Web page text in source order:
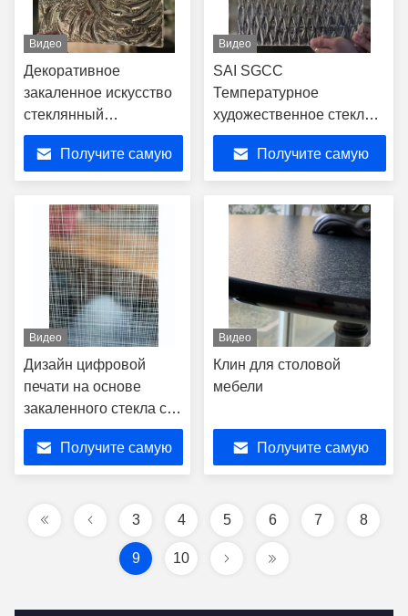
Видео
Декоративное
закаленное искусство
стеклянный
перегородный экран
толщиной от 6 до 19
мм горячее плавление
Получите самую
Видео
SAI SGCC
Температурное
художественное стекло
индивидуальный дизайн
Текстурированный
расплавленный
окрашенный горячее
Получите самую
Видео
Дизайн цифровой
печати на основе
закаленного стекла с
настраиваемой
кислотой AG SGCC
Получите самую
Видео
Клин для столовой
мебели
Получите самую
3 4 5 6 7 8
9 10